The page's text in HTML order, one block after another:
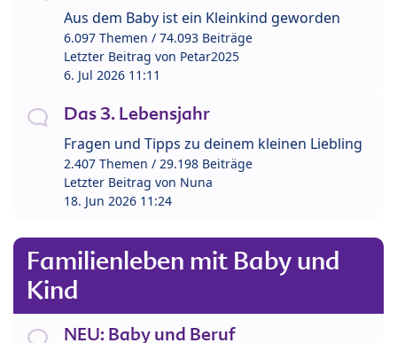
Aus dem Baby ist ein Kleinkind geworden
6.097 Themen / 74.093 Beiträge
Letzter Beitrag von Petar2025
6. Jul 2026 11:11
Das 3. Lebensjahr
Fragen und Tipps zu deinem kleinen Liebling
2.407 Themen / 29.198 Beiträge
Letzter Beitrag von Nuna
18. Jun 2026 11:24
Familienleben mit Baby und
Kind
NEU: Baby und Beruf